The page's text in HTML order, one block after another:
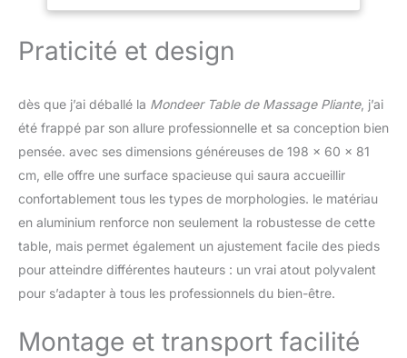
cellules fines de haute
qualité et son revêtement
et à l'huile promettent
massage et relaxation
inégalée, idéale pour le
reiki, le tatouage, ou
encore l'extension de
ERGONOMIE SANS
ÉGALES : Notre table de
massage professionnelle
s'ajuste facilement à
Hauteur, jambes, cou, et
bras, chaque détail est
Praticité et design
dès que j’ai déballé la Mondeer Table de Massage Pliante, j’ai
été frappé par son allure professionnelle et sa conception bien
pensée. avec ses dimensions généreuses de 198 x 60 x 81
cm, elle offre une surface spacieuse qui saura accueillir
confortablement tous les types de morphologies. le matériau
en aluminium renforce non seulement la robustesse de cette
table, mais permet également un ajustement facile des pieds
pour atteindre différentes hauteurs : un vrai atout polyvalent
pour s’adapter à tous les professionnels du bien-être.
Montage et transport facilité